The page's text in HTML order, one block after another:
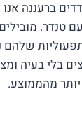
ברעננה
טנדר.
בלי בעיה
מהממוצע.